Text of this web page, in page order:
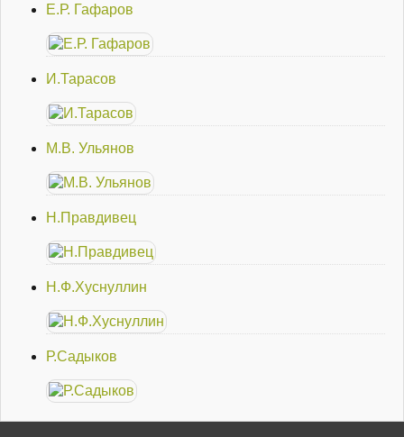
Е.Р. Гафаров
И.Тарасов
М.В. Ульянов
Н.Правдивец
Н.Ф.Хуснуллин
Р.Садыков